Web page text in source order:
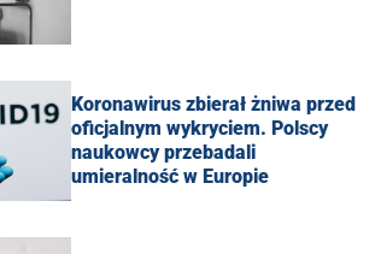
Koronawirus zbierał żniwa przed
oficjalnym wykryciem. Polscy
naukowcy przebadali
umieralność w Europie